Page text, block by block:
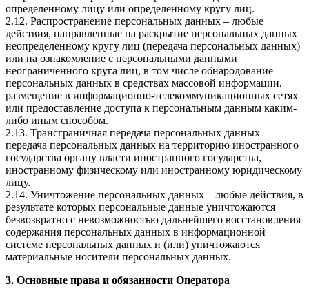
определенному лицу или определенному кругу лиц.
2.12. Распространение персональных данных – любые
действия, направленные на раскрытие персональных данных
неопределенному кругу лиц (передача персональных данных)
или на ознакомление с персональными данными
неограниченного круга лиц, в том числе обнародование
персональных данных в средствах массовой информации,
размещение в информационно-телекоммуникационных сетях
или предоставление доступа к персональным данным каким-
либо иным способом.
2.13. Трансграничная передача персональных данных –
передача персональных данных на территорию иностранного
государства органу власти иностранного государства,
иностранному физическому или иностранному юридическому
лицу.
2.14. Уничтожение персональных данных – любые действия, в
результате которых персональные данные уничтожаются
безвозвратно с невозможностью дальнейшего восстановления
содержания персональных данных в информационной
системе персональных данных и (или) уничтожаются
материальные носители персональных данных.
3. Основные права и обязанности Оператора